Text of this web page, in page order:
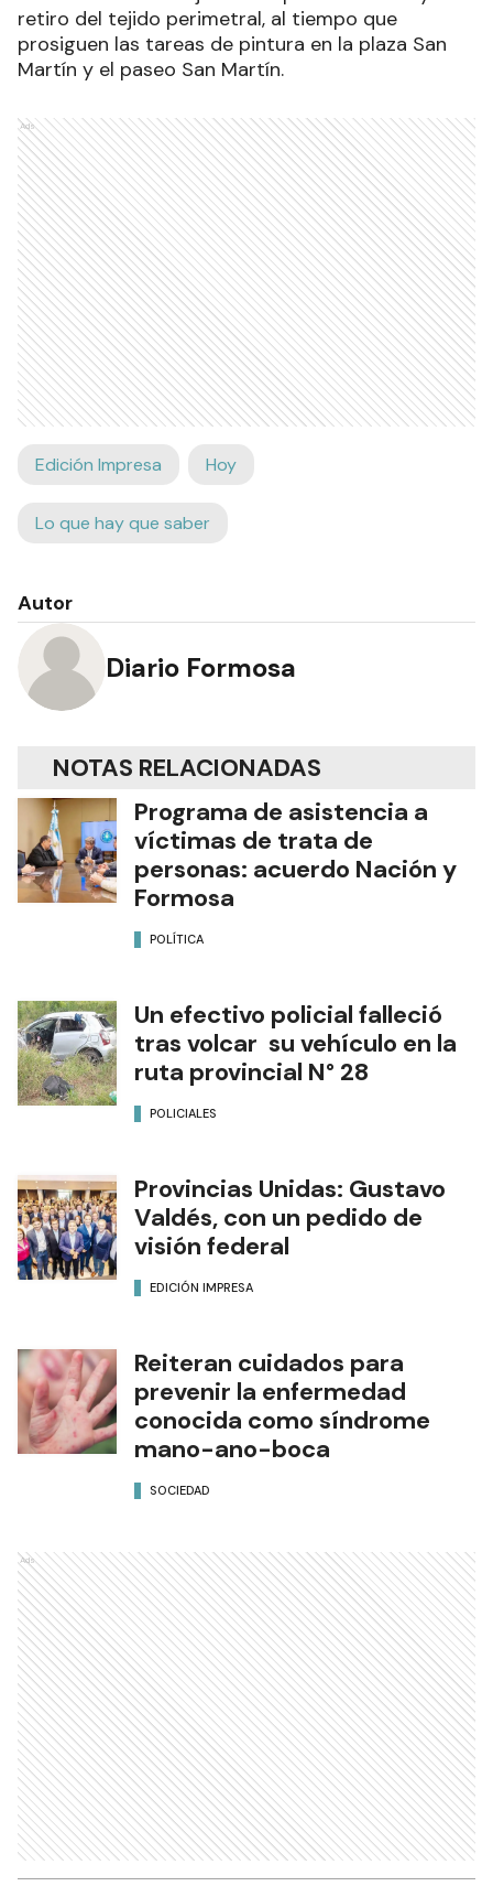
retiro del tejido perimetral, al tiempo que
prosiguen las tareas de pintura en la plaza San
Martín y el paseo San Martín.
Ads
Edición Impresa Hoy
Lo que hay que saber
Autor
Diario Formosa
NOTAS RELACIONADAS
Programa de asistencia a
víctimas de trata de
personas: acuerdo Nación y
Formosa
POLÍTICA
Un efectivo policial falleció
tras volcar su vehículo en la
ruta provincial N° 28
POLICIALES
Provincias Unidas: Gustavo
Valdés, con un pedido de
visión federal
EDICIÓN IMPRESA
Reiteran cuidados para
prevenir la enfermedad
conocida como síndrome
mano-ano-boca
SOCIEDAD
Ads